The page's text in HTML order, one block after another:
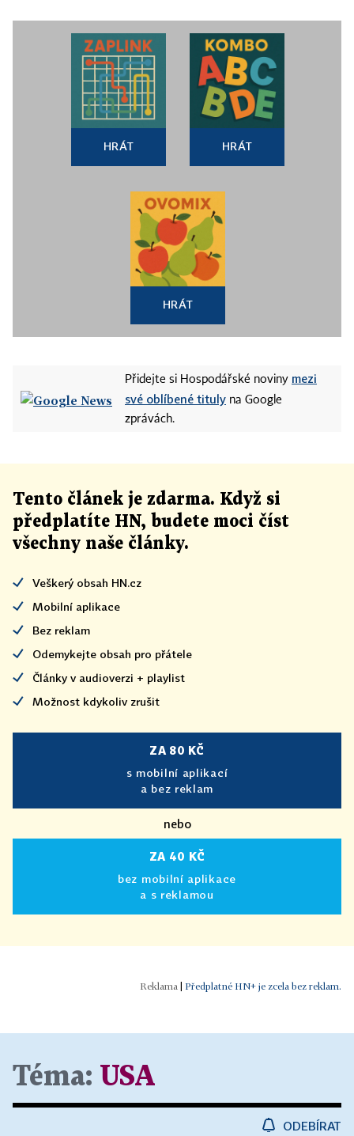
HRÁT HRÁT
HRÁT
Přidejte si Hospodářské noviny mezi
své oblíbené tituly na Google
zprávách.
Tento článek je zdarma. Když si
předplatíte HN, budete moci číst
všechny naše články.
Veškerý obsah HN.cz
Mobilní aplikace
Bez reklam
Odemykejte obsah pro přátele
Články v audioverzi + playlist
Možnost kdykoliv zrušit
ZA 80 KČ
s mobilní aplikací
a bez reklam
nebo
ZA 40 KČ
bez mobilní aplikace
a s reklamou
Předplatné HN+ je zcela bez reklam.
Téma: USA
ODEBÍRAT